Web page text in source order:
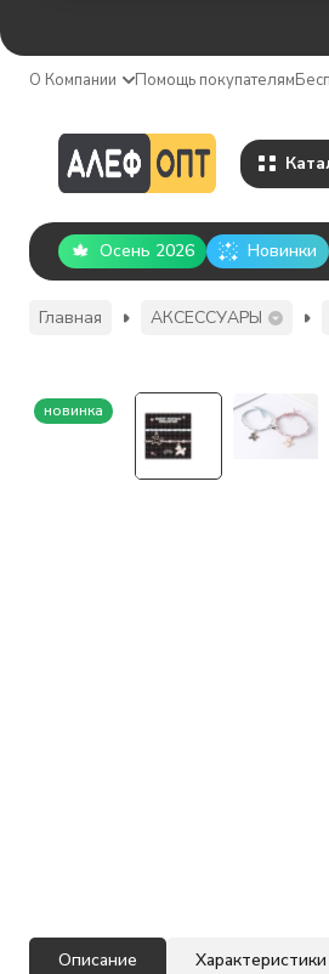
О Компании Помощь покупателям
Осень 2026 Новинки
Главная АКСЕССУАРЫ
новинка
Описание Характеристики